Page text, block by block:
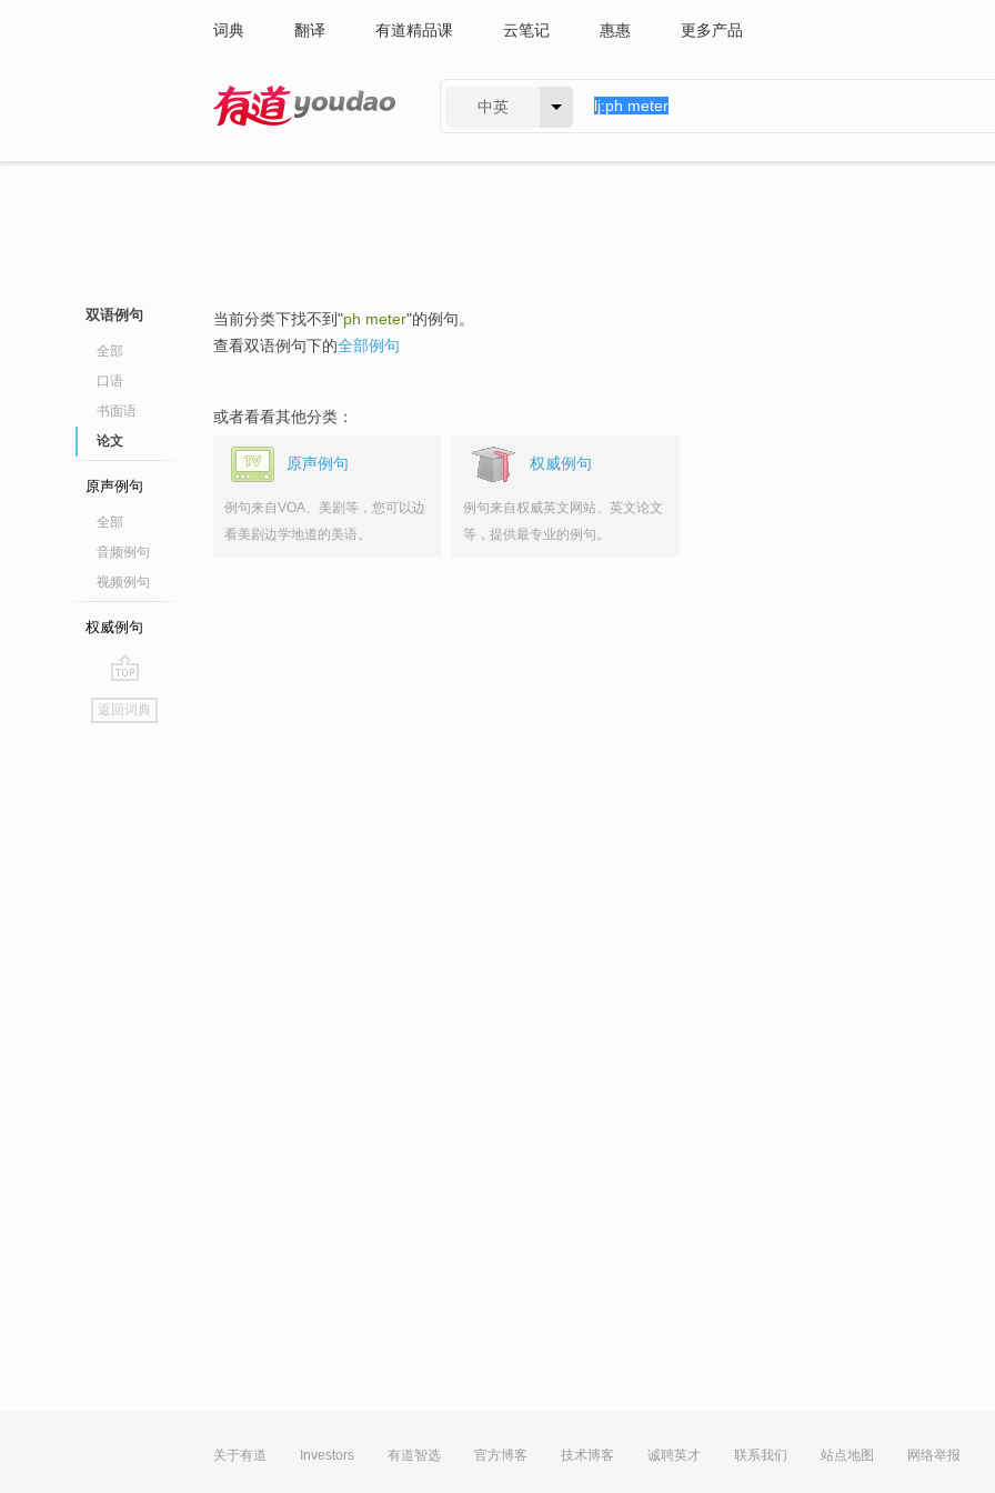
词典 翻译 有道精品课 云笔记 惠惠 更多产品
中英
双语例句
全部
口语
书面语
论文
原声例句
全部
音频例句
视频例句
权威例句
go
top
返回词典
当前分类下找不到"ph meter"的例句。
查看双语例句下的全部例句
或者看看其他分类：
原声例句
例句来自VOA、美剧等，您可以边
看美剧边学地道的美语。
权威例句
例句来自权威英文网站、英文论文
等，提供最专业的例句。
关于有道 Investors 有道智选 官方博客 技术博客 诚聘英才 联系我们 站点地图 网络举报